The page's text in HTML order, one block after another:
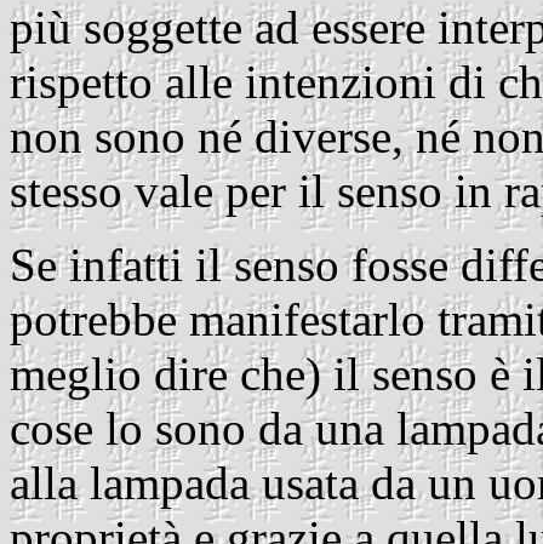
più soggette ad essere
rispetto alle intenzioni di
non sono né diverse, né
stesso vale per il senso in
Se infatti il senso fosse
potrebbe manifestarlo
meglio dire che) il senso è
cose lo sono da una
alla lampada usata da un